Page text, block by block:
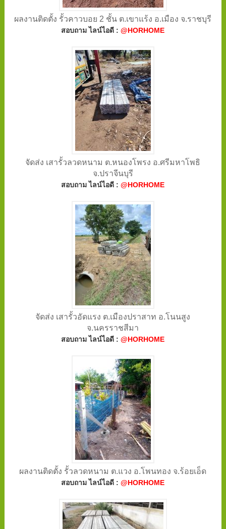
ผลงานติดตั้ง รั้วคาวบอย 2 ชั้น ต.เขาแร้ง อ.เมือง จ.ราชบุรี
สอบถาม ไลน์ไอดี :@HORHOME
จัดส่ง เสารั้วลวดหนาม ต.หนองโพรง อ.ศรีมหาโพธิ
จ.ปราจีนบุรี
สอบถาม ไลน์ไอดี :@HORHOME
จัดส่ง เสารั้วอัดแรง ต.เมืองปราสาท อ.โนนสูง
จ.นครราชสีมา
สอบถาม ไลน์ไอดี :@HORHOME
ผลงานติดตั้ง รั้วลวดหนาม ต.แวง อ.โพนทอง จ.ร้อยเอ็ด
สอบถาม ไลน์ไอดี :@HORHOME